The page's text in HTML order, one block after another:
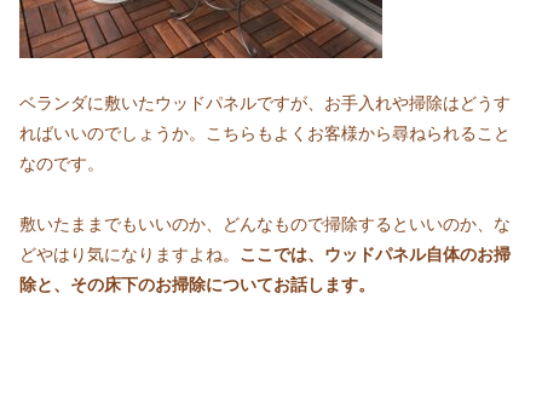
ベランダに敷いたウッドパネルですが、お手入れや掃除はどうす
ればいいのでしょうか。こちらもよくお客様から尋ねられること
なのです。
敷いたままでもいいのか、どんなもので掃除するといいのか、な
どやはり気になりますよね。 ここでは、ウッドパネル自体のお掃
除と、その床下のお掃除についてお話します。